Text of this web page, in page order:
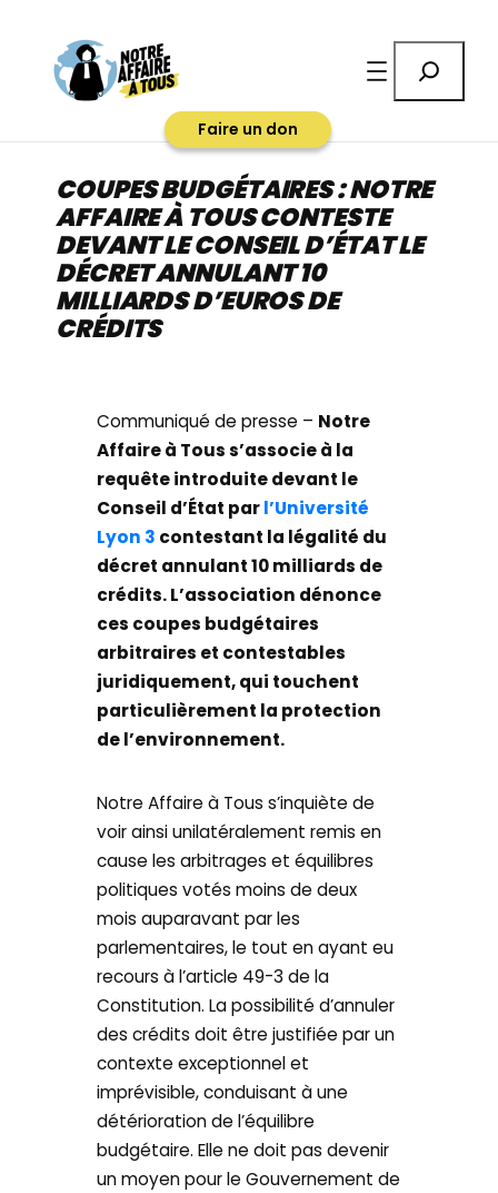
contenu
Faire un don
COUPES BUDGÉTAIRES : NOTRE
AFFAIRE À TOUS CONTESTE
DEVANT LE CONSEIL D’ÉTAT LE
DÉCRET ANNULANT 10
MILLIARDS D’EUROS DE
CRÉDITS
Communiqué de presse – Notre
Affaire à Tous s’associe à la
requête introduite devant le
Conseil d’État parl’Université
Lyon 3 contestant la légalité du
décret annulant 10 milliards de
crédits. L’association dénonce
ces coupes budgétaires
arbitraires et contestables
juridiquement, qui touchent
particulièrement la protection
de l’environnement.
Notre Affaire à Tous s’inquiète de
voir ainsi unilatéralement remis en
cause les arbitrages et équilibres
politiques votés moins de deux
mois auparavant par les
parlementaires, le tout en ayant eu
recours à l’article 49-3 de la
Constitution. La possibilité d’annuler
des crédits doit être justifiée par un
contexte exceptionnel et
imprévisible, conduisant à une
détérioration de l’équilibre
budgétaire. Elle ne doit pas devenir
un moyen pour le Gouvernement de